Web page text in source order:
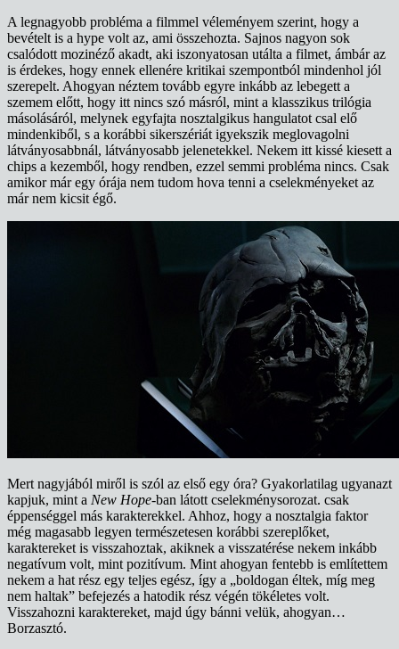
A legnagyobb probléma a filmmel véleményem szerint, hogy a
bevételt is a hype volt az, ami összehozta. Sajnos nagyon sok
csalódott mozinéző akadt, aki iszonyatosan utálta a filmet, ámbár az
is érdekes, hogy ennek ellenére kritikai szempontból mindenhol jól
szerepelt. Ahogyan néztem tovább egyre inkább az lebegett a
szemem előtt, hogy itt nincs szó másról, mint a klasszikus trilógia
másolásáról, melynek egyfajta nosztalgikus hangulatot csal elő
mindenkiből, s a korábbi sikerszériát igyekszik meglovagolni
látványosabbnál, látványosabb jelenetekkel. Nekem itt kissé kiesett a
chips a kezemből, hogy rendben, ezzel semmi probléma nincs. Csak
amikor már egy órája nem tudom hova tenni a cselekményeket az
már nem kicsit égő.
Mert nagyjából miről is szól az első egy óra? Gyakorlatilag ugyanazt
kapjuk, mint a New Hope-ban látott cselekménysorozat. csak
éppenséggel más karakterekkel. Ahhoz, hogy a nosztalgia faktor
még magasabb legyen természetesen korábbi szereplőket,
karaktereket is visszahoztak, akiknek a visszatérése nekem inkább
negatívum volt, mint pozitívum. Mint ahogyan fentebb is említettem
nekem a hat rész egy teljes egész, így a „boldogan éltek, míg meg
nem haltak” befejezés a hatodik rész végén tökéletes volt.
Visszahozni karaktereket, majd úgy bánni velük, ahogyan…
Borzasztó.